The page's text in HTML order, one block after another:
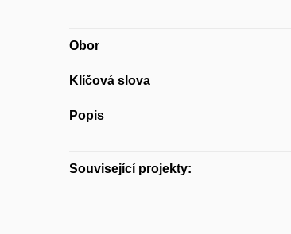
Obor
Klíčová slova
Popis
Související projekty: